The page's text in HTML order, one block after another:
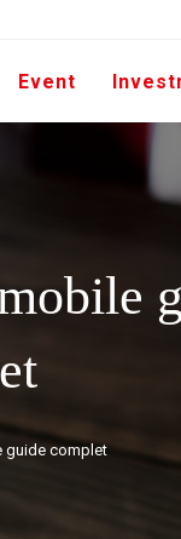
Event
guide complet